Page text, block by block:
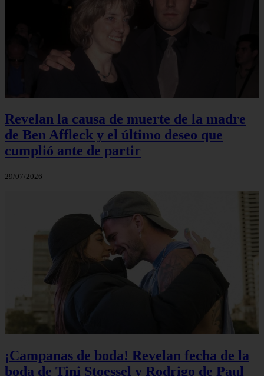
Revelan la causa de muerte de la madre
de Ben Affleck y el último deseo que
cumplió ante de partir
29/07/2026
¡Campanas de boda! Revelan fecha de la
boda de Tini Stoessel y Rodrigo de Paul